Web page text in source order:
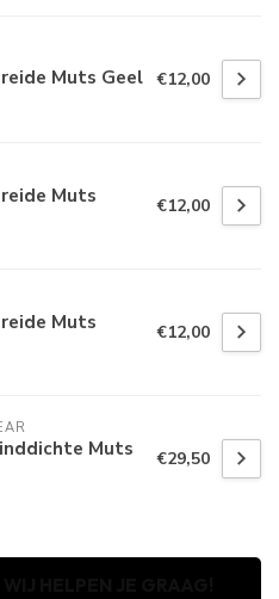
Muts Geel €12,00
Muts €12,00
Muts €12,00
Muts €29,50